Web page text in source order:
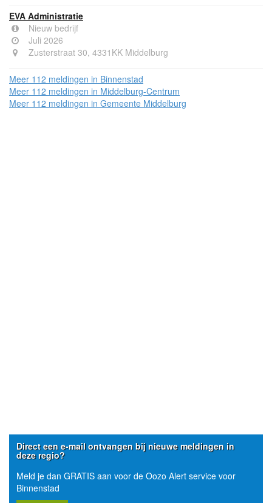
EVA Administratie
Nieuw bedrijf
Juli 2026
Zusterstraat 30, 4331KK Middelburg
Meer 112 meldingen in Binnenstad
Meer 112 meldingen in Middelburg-Centrum
Meer 112 meldingen in Gemeente Middelburg
Direct een e-mail ontvangen bij nieuwe meldingen in
deze regio?
Meld je dan GRATIS aan voor de Oozo Alert service voor
Binnenstad